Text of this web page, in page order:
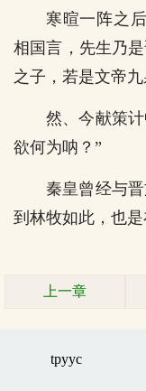
寒暄一阵之
相国言，先生乃
之子，若是文帝
然、今献策
欲何为呐？”
秦皇曾经与
到林牧如此，也是
上一章
tpyyc